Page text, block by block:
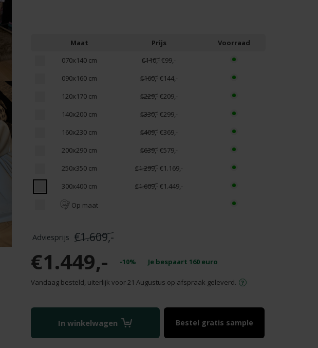
Maat Prijs
Voorraad
070x140 cm
€110,-€99,-
090x160 cm
€160,-€144,-
120x170 cm
€229,-€209,-
140x200 cm
€330,-€299,-
160x230 cm
€409,-€369,-
200x290 cm
€639,-€579,-
250x350 cm
€1.299,-€1.169,-
300x400 cm
€1.609,-€1.449,-
Op maat
€1.609,-
€1.449,- -10% Je bespaart 160euro
Vandaag besteld, uiterlijk voor 21 Augustus op afspraak geleverd.
In winkelwagen Bestel gratis sample